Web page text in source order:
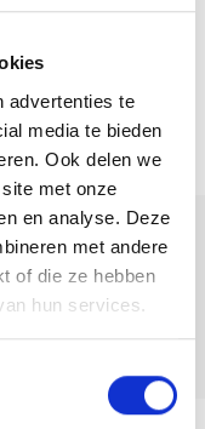
advertenties te
media te bieden
Ook delen we
met onze
en analyse. Deze
met andere
of die ze hebben
hun services.
Wij nodigen je
Maak eenvoudig
sturen.